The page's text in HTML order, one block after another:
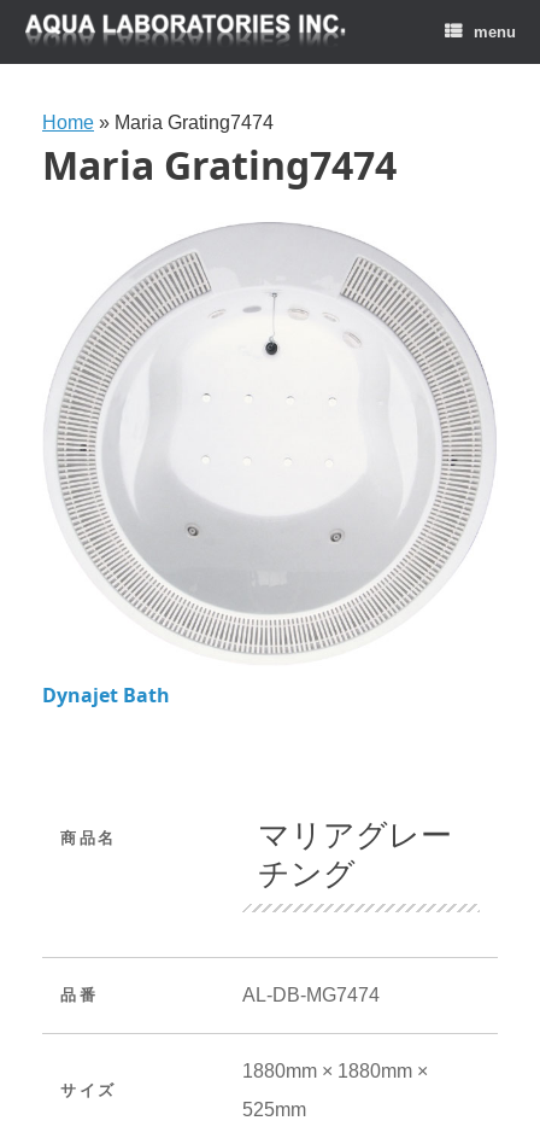
menu
Home » Maria Grating7474
Maria Grating7474
Dynajet Bath
商品名
マリアグレー
チング
品番 AL-DB-MG7474
サイズ
1880mm × 1880mm ×
525mm